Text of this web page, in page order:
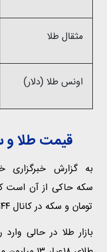
مثقال طلا
اونس طلا (دلار)
قیمت طلا و
به گزارش خبرگزاری
تومان و سکه در کانال ۱۴۴ میلیون تومان قرار دارد.